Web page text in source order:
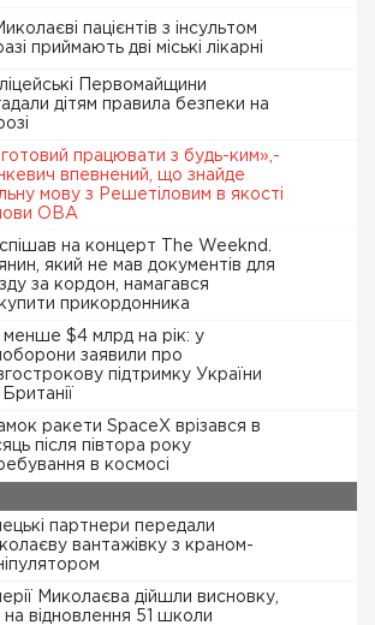
пацієнтів з інсультом
приймають дві міські лікарні
Первомайщини
дітям правила безпеки на
працювати з будь-ким»,-
впевнений, що знайде
мову з Решетіловим в якості
ОВА
на концерт The Weeknd.
який не мав документів для
за кордон, намагався
прикордонника
менше $4 млрд на рік: у
заявили про
підтримку України
Британії
ракети SpaceX врізався в
після півтора року
в космосі
партнери передали
вантажівку з краном-
Миколаєва дійшли висновку,
відновлення 51 школи